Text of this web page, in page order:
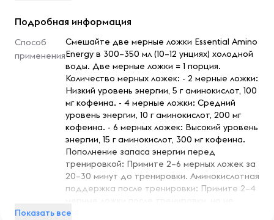
Поддержка восстановления до, во время и после
тренировки
Кофеин из натуральных источников
Время приема
В любое время, когда вам нужно увеличить уровень
Для пополнения запаса энергии перед тренировкой
Для восстановления после тренировки
Подходит для приема в любое время дня
За 15–30 минут до тренировки
После тренировки
Рекомендации по применению
Подробная информация
Способ
применения
Смешайте две мерные ложки Essential Amino
Energy в 300–350 мл (10–12 унциях) холодной
воды. Две мерные ложки = 1 порция.
Количество мерных ложек: - 2 мерные ложки:
Низкий уровень энергии, 5 г аминокислот, 100
мг кофеина. - 4 мерные ложки: Средний
уровень энергии, 10 г аминокислот, 200 мг
кофеина. - 6 мерных ложек: Высокий уровень
энергии, 15 г аминокислот, 300 мг кофеина.
Пополнение запаса энергии перед
тренировкой: Примите 2–6 мерных ложек за
20–30 минут до тренировки. Аминокислотная
поддержка после тренировки: Примите 2–4
ранее чем через 4 часа после приема
Показать все